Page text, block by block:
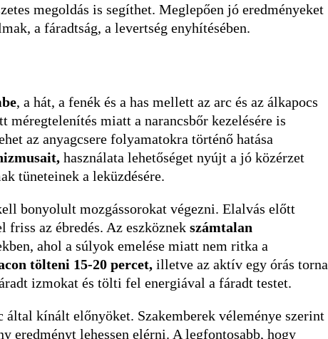
megoldás is segíthet. Meglepően jó eredményeket
a fáradtság, a levertség enyhítésében.
, a hát, a fenék és a has mellett az arc és az álkapocs
miatt a narancsbőr kezelésére is
az anyagcsere folyamatokra történő hatása
használata lehetőséget nyújt a jó közérzet
tüneteinek a leküzdésére.
bonyolult mozgássorokat végezni. Elalvás előtt
friss az ébredés. Az eszköznek számtalan
ahol a súlyok emelése miatt nem ritka a
tölteni 15-20 percet, illetve az aktív egy órás torna
izmokat és tölti fel energiával a fáradt testet.
kínált előnyöket. Szakemberek véleménye szerint
eredményt lehessen elérni. A legfontosabb, hogy